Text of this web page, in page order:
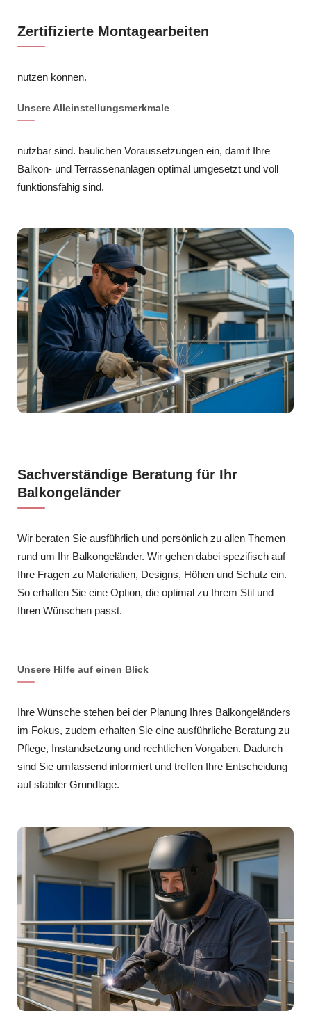
Zertifizierte Montagearbeiten
nutzen können.
Unsere Alleinstellungsmerkmale
nutzbar sind. baulichen Voraussetzungen ein, damit Ihre
Balkon- und Terrassenanlagen optimal umgesetzt und voll
funktionsfähig sind.
Sachverständige Beratung für Ihr
Balkongeländer
Wir beraten Sie ausführlich und persönlich zu allen Themen
rund um Ihr Balkongeländer. Wir gehen dabei spezifisch auf
Ihre Fragen zu Materialien, Designs, Höhen und Schutz ein.
So erhalten Sie eine Option, die optimal zu Ihrem Stil und
Ihren Wünschen passt.
Unsere Hilfe auf einen Blick
Ihre Wünsche stehen bei der Planung Ihres Balkongeländers
im Fokus, zudem erhalten Sie eine ausführliche Beratung zu
Pflege, Instandsetzung und rechtlichen Vorgaben. Dadurch
sind Sie umfassend informiert und treffen Ihre Entscheidung
auf stabiler Grundlage.